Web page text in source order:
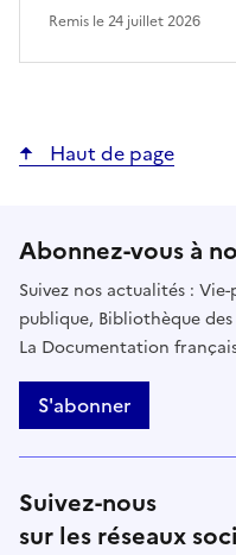
Remis le24 juillet 2026
Haut de page
Abonnez-vous à
Suivez nos actualités :
publique, Bibliothèque
La Documentation
S'abonner
Suivez-nous
sur les réseaux